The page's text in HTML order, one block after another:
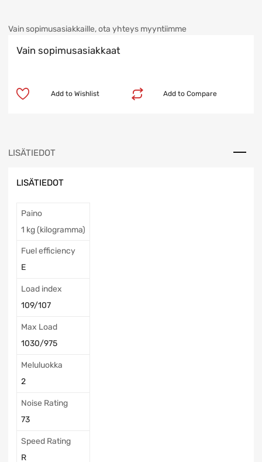
Vain sopimusasiakkaille, ota yhteys myyntiimme
Vain sopimusasiakkaat
Add to Compare
Add to Wishlist
LISÄTIEDOT
LISÄTIEDOT
Paino
1 kg (kilogramma)
Fuel efficiency
E
Load index
109/107
Max Load
1030/975
Meluluokka
2
Noise Rating
73
Speed Rating
R